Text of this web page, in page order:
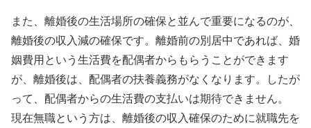
また、離婚後の生活場所の確保と並んで重要になるのが、
離婚後の収入減の確保です。離婚前の別居中であれば、婚
姻費用という生活費を配偶者からもらうことができます
が、離婚後は、配偶者の扶養義務がなくなります。したが
って、配偶者からの生活費の支払いは期待できません。
現在無職という方は、離婚後の収入確保のために就職先を